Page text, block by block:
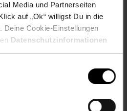
Media und Partnerseiten
auf „Ok“ willigst Du in die
Deine Cookie-Einstellungen
Datenschutzinformationen